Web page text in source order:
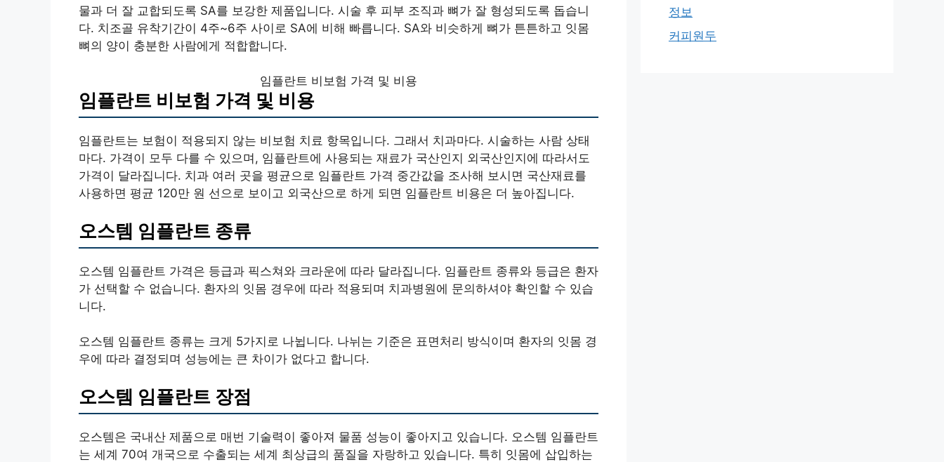
물과 더 잘 교합되도록 SA를 보강한 제품입니다. 시술 후 피부 조직과 뼈가 잘 형성되도록 돕습니
다. 치조골 유착기간이 4주~6주 사이로 SA에 비해 빠릅니다. SA와 비슷하게 뼈가 튼튼하고 잇몸
뼈의 양이 충분한 사람에게 적합합니다.
임플란트 비보험 가격 및 비용
임플란트 비보험 가격 및 비용
임플란트는 보험이 적용되지 않는 비보험 치료 항목입니다. 그래서 치과마다. 시술하는 사람 상태
마다. 가격이 모두 다를 수 있으며, 임플란트에 사용되는 재료가 국산인지 외국산인지에 따라서도
가격이 달라집니다. 치과 여러 곳을 평균으로 임플란트 가격 중간값을 조사해 보시면 국산재료를
사용하면 평균 120만 원 선으로 보이고 외국산으로 하게 되면 임플란트 비용은 더 높아집니다.
오스템 임플란트 종류
오스템 임플란트 가격은 등급과 픽스쳐와 크라운에 따라 달라집니다. 임플란트 종류와 등급은 환자
가 선택할 수 없습니다. 환자의 잇몸 경우에 따라 적용되며 치과병원에 문의하셔야 확인할 수 있습
니다.
오스템 임플란트 종류는 크게 5가지로 나뉩니다. 나뉘는 기준은 표면처리 방식이며 환자의 잇몸 경
우에 따라 결정되며 성능에는 큰 차이가 없다고 합니다.
오스템 임플란트 장점
오스템은 국내산 제품으로 매번 기술력이 좋아져 물품 성능이 좋아지고 있습니다. 오스템 임플란트
는 세계 70여 개국으로 수출되는 세계 최상급의 품질을 자랑하고 있습니다. 특히 잇몸에 삽입하는
정보
커피원두